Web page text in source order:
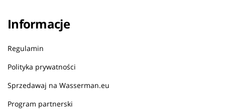
Informacje
Regulamin
Polityka prywatności
Sprzedawaj na Wasserman.eu
Program partnerski